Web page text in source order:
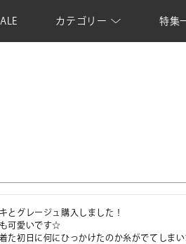
カテゴリー 特集
とグレージュ購入しました！
可愛いです☆
た初日に何にひっかけたのか糸がでてしま